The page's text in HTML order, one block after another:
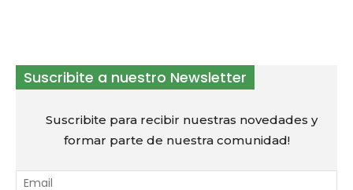
Suscribite a nuestro Newsletter
Suscribite para recibir nuestras novedades y
formar parte de nuestra comunidad!